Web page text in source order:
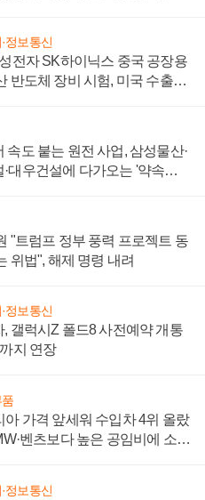
정보통신
전자 SK하이닉스 중국 공장용
반도체 장비 시험, 미국 수출통
속도 붙는 원전 사업, 삼성물산·
대우건설에 다가오는 '약속의
"트럼프 정부 풍력 프로젝트 동
위법", 해제 명령 내려
정보통신
, 갤럭시Z 폴드8 사전예약 개통
지 연장
아 가격 앞세워 수입차 4위 올랐
벤츠보다 높은 공임비에 소비
정보통신